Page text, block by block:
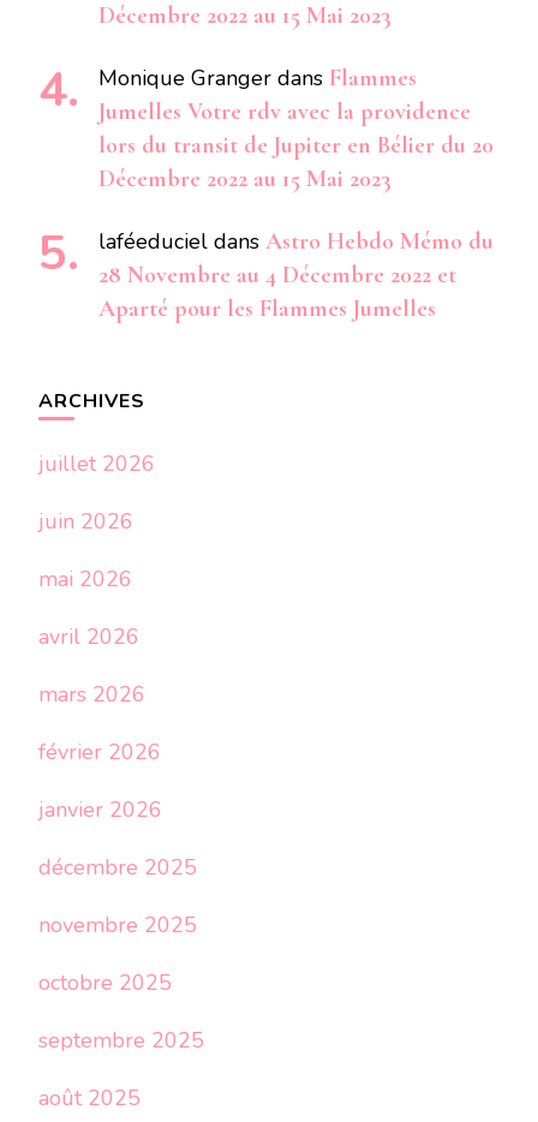
Décembre 2022 au 15 Mai 2023
Monique Granger dans Flammes
Jumelles Votre rdv avec la providence
lors du transit de Jupiter en Bélier du 20
Décembre 2022 au 15 Mai 2023
laféeduciel dans Astro Hebdo Mémo du
28 Novembre au 4 Décembre 2022 et
Aparté pour les Flammes Jumelles
ARCHIVES
juillet 2026
juin 2026
mai 2026
avril 2026
mars 2026
février 2026
janvier 2026
décembre 2025
novembre 2025
octobre 2025
septembre 2025
août 2025